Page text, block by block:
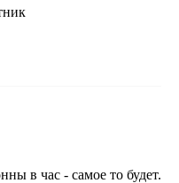
в час - самое то будет.